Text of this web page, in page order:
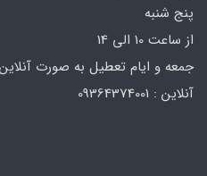
پنج شنبه
از ساعت 10 الی 14
جمعه و ایام تعطیل به صورت